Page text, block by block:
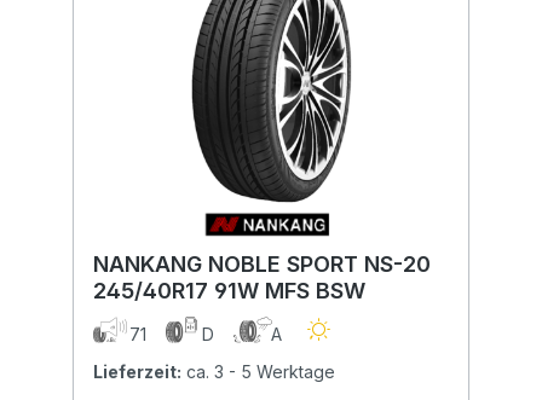
NANKANG NOBLE SPORT NS-20
245/40R17 91W MFS BSW
71 D
A
Lieferzeit: ca. 3 - 5 Werktage